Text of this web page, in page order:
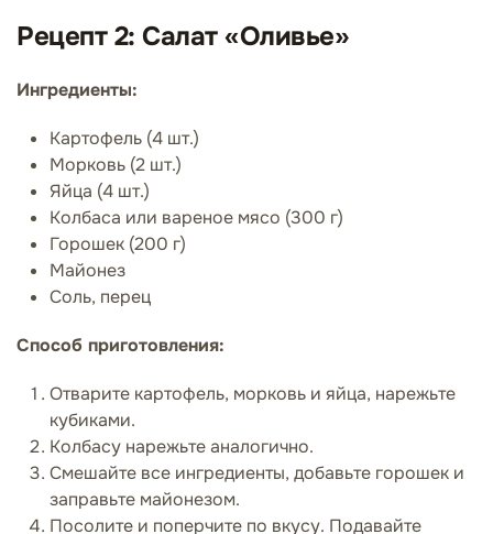
Рецепт 2: Салат «Оливье»
Ингредиенты:
Картофель (4 шт.)
Морковь (2 шт.)
Яйца (4 шт.)
Колбаса или вареное мясо (300 г)
Горошек (200 г)
Майонез
Соль, перец
Способ приготовления:
Отварите картофель, морковь и яйца, нарежьте
кубиками.
Колбасу нарежьте аналогично.
Смешайте все ингредиенты, добавьте горошек и
заправьте майонезом.
Посолите и поперчите по вкусу. Подавайте